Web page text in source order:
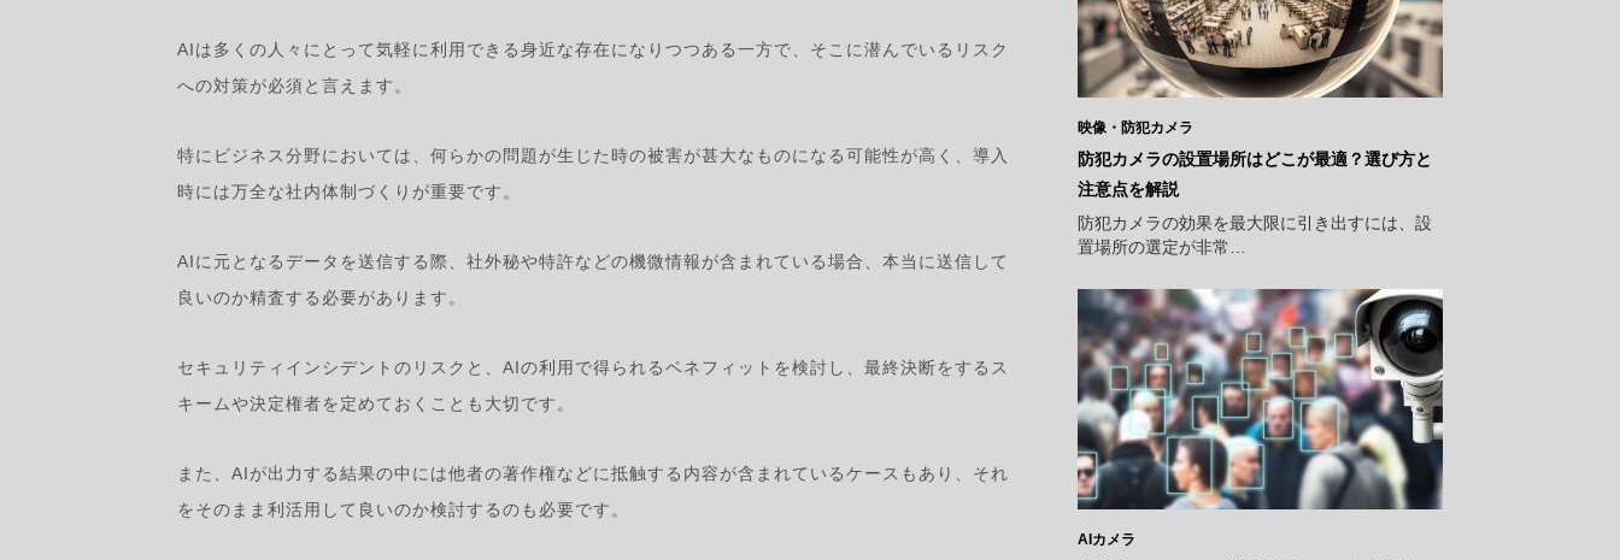
AIは多くの人々にとって気軽に利用できる身近な存在になりつつある一方で、そこに潜んでいるリスク
への対策が必須と言えます。
特にビジネス分野においては、何らかの問題が生じた時の被害が甚大なものになる可能性が高く、導入
時には万全な社内体制づくりが重要です。
AIに元となるデータを送信する際、社外秘や特許などの機微情報が含まれている場合、本当に送信して
良いのか精査する必要があります。
セキュリティインシデントのリスクと、AIの利用で得られるベネフィットを検討し、最終決断をするス
キームや決定権者を定めておくことも大切です。
また、AIが出力する結果の中には他者の著作権などに抵触する内容が含まれているケースもあり、それ
をそのまま利活用して良いのか検討するのも必要です。
映像・防犯カメラ
防犯カメラの設置場所はどこが最適？選び方と
注意点を解説
防犯カメラの効果を最大限に引き出すには、設
置場所の選定が非常…
AIカメラ